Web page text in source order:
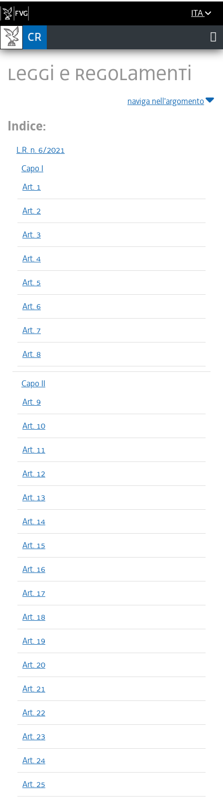
ITA
LEGGI E REGOLAMENTI
naviga nell'argomento
Indice:
L.R. n. 6/2021
Capo I
Art. 1
Art. 2
Art. 3
Art. 4
Art. 5
Art. 6
Art. 7
Art. 8
Capo II
Art. 9
Art. 10
Art. 11
Art. 12
Art. 13
Art. 14
Art. 15
Art. 16
Art. 17
Art. 18
Art. 19
Art. 20
Art. 21
Art. 22
Art. 23
Art. 24
Art. 25